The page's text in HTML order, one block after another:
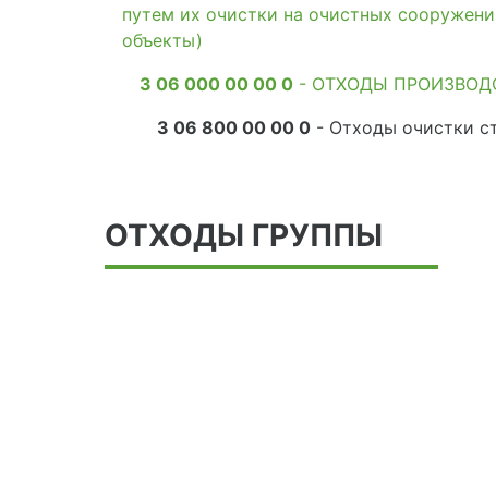
путем их очистки на очистных
объекты)
3 06 000 00 00 0 - ОТХОДЫ
3 06 800 00 00 0 - Отходы очистки
ОТХОДЫ ГРУППЫ